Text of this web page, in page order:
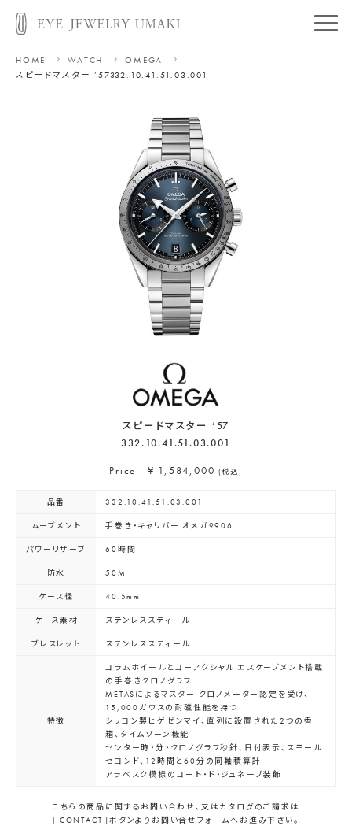
HOME WATCH
OMEGA
スピードマスター ’57332.10.41.51.03.001
スピードマスター ’57
332.10.41.51.03.001
Price : ¥ 1,584,000 (税込)
品番 332.10.41.51.03.001
ムーブメント 手巻き・キャリバー オメガ9906
パワーリザーブ 60時間
防水 50M
ケース径 40.5mm
ケース素材 ステンレススティール
ブレスレット ステンレススティール
特徴
コラムホイールとコーアクシャル エスケープメント搭載
の手巻きクロノグラフ
METASによるマスター クロノメーター認定を受け、
15,000ガウスの耐磁性能を持つ
シリコン製ヒゲゼンマイ、直列に設置された2つの香
箱、タイムゾーン機能
センター時・分・クロノグラフ秒針、日付表示、スモール
セコンド、12時間と60分の同軸積算計
アラベスク模様のコート・ド・ジュネーブ装飾
こちらの商品に関するお問い合わせ、又はカタログのご請求は
[ CONTACT ]ボタンよりお問い合せフォームへお進み下さい。